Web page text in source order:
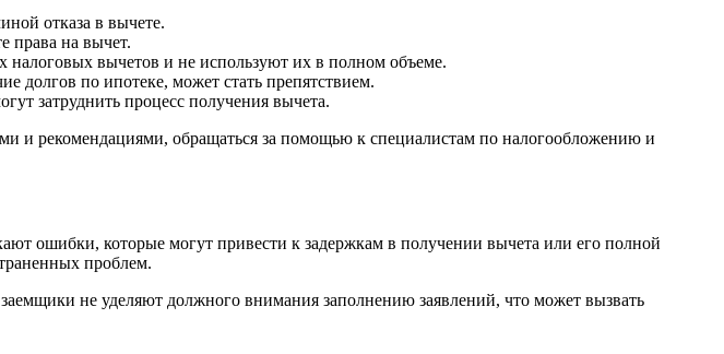
отказа в вычете.
права на вычет.
налоговых вычетов и не используют их в полном объеме.
долгов по ипотеке, может стать препятствием.
затруднить процесс получения вычета.
и рекомендациями, обращаться за помощью к специалистам по налогообложению и
ошибки, которые могут привести к задержкам в получении вычета или его полной
проблем.
не уделяют должного внимания заполнению заявлений, что может вызвать